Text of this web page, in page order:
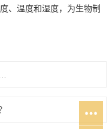
、温度和湿度，为生物制
域有哪些？